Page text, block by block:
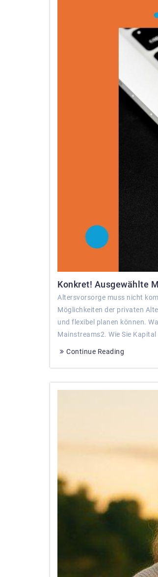
Konkret! Ausgewählte
Altersvorsorge muss nicht
Möglichkeiten der privaten
und flexibel planen können.
Mainstreams2. Wie Sie
Continue Reading